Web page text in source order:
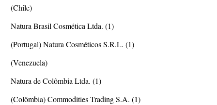
(Chile)
Natura Brasil Cosmética Ltda. (1)
(Portugal) Natura Cosméticos S.R.L. (1)
(Venezuela)
Natura de Colômbia Ltda. (1)
(Colômbia) Commodities Trading S.A. (1)